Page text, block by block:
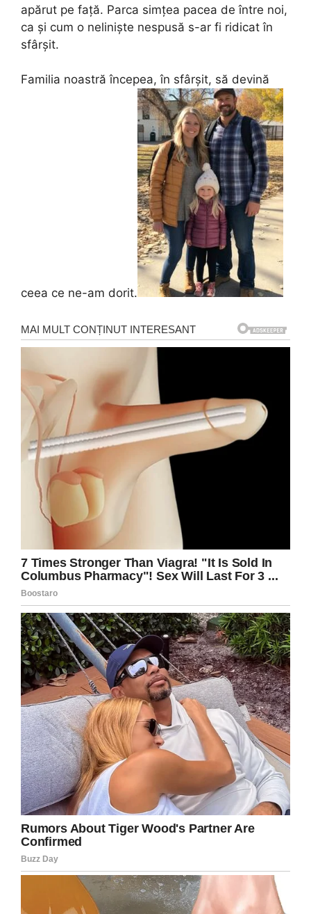
apărut pe față. Parca simțea pacea de între noi,
ca și cum o neliniște nespusă s-ar fi ridicat în
sfârșit.
Familia noastră începea, în sfârșit, să devină
ceea ce ne-am dorit.